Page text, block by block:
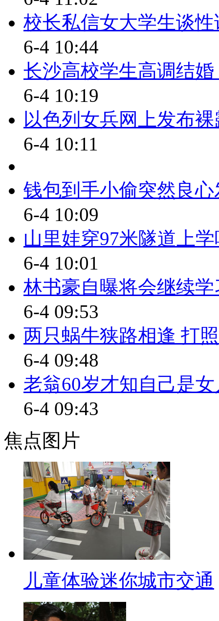
关指定的路线 时间还有教练车
据我们杭州市道路运输管理条例
驾校的人 进行这种培训 所以到
【解说】记者从湖南、广东、
人报考驾照政策还没有落实。
练、选择合法自学场地三个“门
不会选择驾照直考。
【同期】石家庄 驾校学员
(你会选择驾照直考吗)不会选
全问题，毕竟要打好基础，还是
【同期】湖南长沙市 驾校学
我觉得建议还是去驾校学比
帮着打下方向盘 踩下刹车之类
标题：驾校直考：提供平台
【解说】驾校直考是“空欢喜
管所考试科指导员戎承恕认为，
套的法规。
【同期】杭州市交警支队车管
现在我们也是一个法制社会
有依据 所以我觉得也就是这个
或者什么从源头上 把一些法规
【解说】业内人士认为，要
允许教练员个人招收学员，教
确保安全问题。随着驾照直考
司，专门服务于没有驾照的学员
【同期】长沙市公安局 机动
(现在最需要的)一个叫舆论导
合法的 然后要给他提供条件 他
校长私信女大学生谈
6-4 10:44
长沙高校学生高调结
6-4 10:19
以色列女兵网上发布
6-4 10:11
钱包到手小偷突然良
6-4 10:09
山里娃穿97米隧道上
6-4 10:01
林书豪自曝将会继续
6-4 09:53
两只蜗牛狭路相逢 打
6-4 09:48
老翁60岁才知自己是
6-4 09:43
焦点图片
儿童体验迷你城市交通